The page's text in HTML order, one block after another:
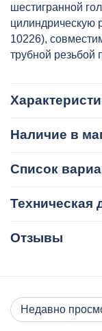
шестигранной
цилиндрическую
10226),
трубной резьбой
Наличие в
Список
Техническая
Отзывы
Недавно